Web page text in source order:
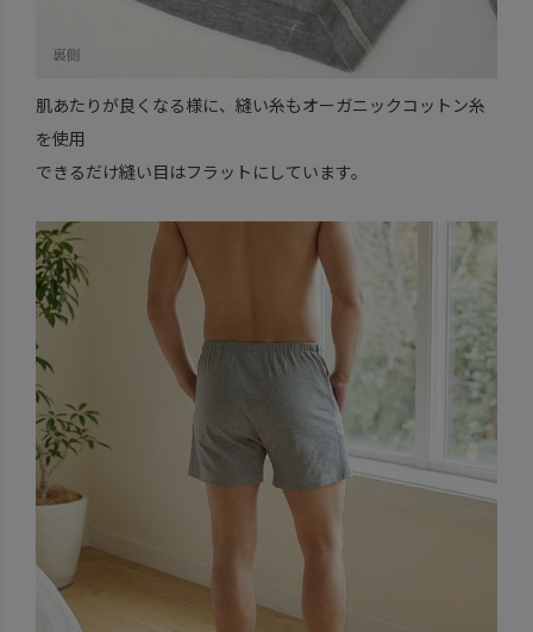
肌あたりが良くなる様に、縫い糸もオーガニックコットン糸
を使用
できるだけ縫い目はフラットにしています。